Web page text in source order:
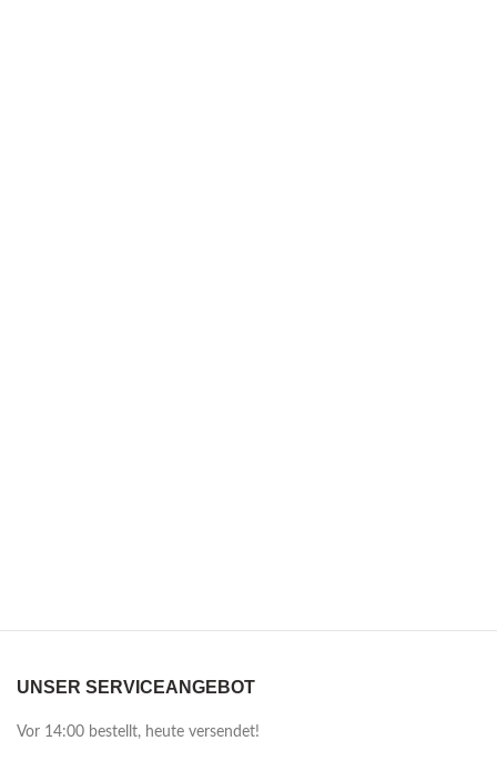
UNSER SERVICEANGEBOT
Vor 14:00 bestellt, heute versendet!